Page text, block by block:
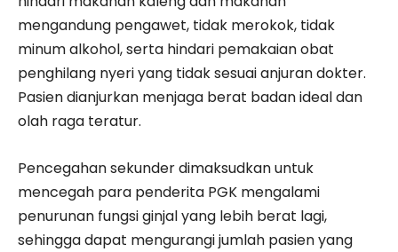
mengandung pengawet, tidak merokok, tidak
minum alkohol, serta hindari pemakaian obat
penghilang nyeri yang tidak sesuai anjuran dokter.
Pasien dianjurkan menjaga berat badan ideal dan
olah raga teratur.
Pencegahan sekunder dimaksudkan untuk
mencegah para penderita PGK mengalami
penurunan fungsi ginjal yang lebih berat lagi,
sehingga dapat mengurangi jumlah pasien yang